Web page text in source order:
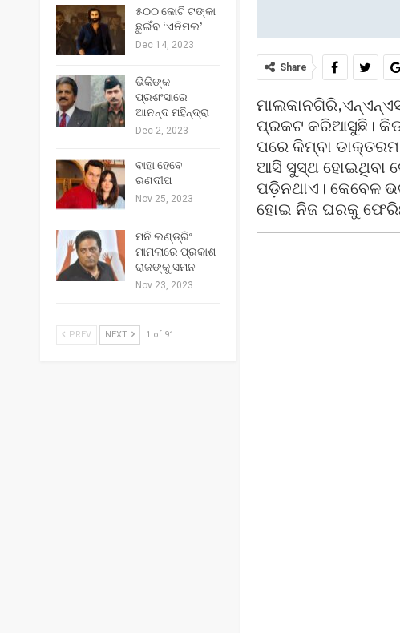
Share
ପ୍ରକଟ କରିଆସୁଛି।
ପରେ କିମ୍ବା
ଆସି ସୁସ୍ଥ ହୋଇଥିବା
ପଡ଼ିନଥାଏ। କେବେଳ
ହୋଇ ନିଜ ଘରକୁ
୫୦୦ କୋଟି ଟଙ୍କା
ଛୁଇଁବ ‘ଏନିମଲ’
Dec 14, 2023
ଭିକିଙ୍କ
ପ୍ରଶଂସାରେ
ଆନନ୍ଦ ମହିନ୍ଦ୍ରା
Dec 2, 2023
ବାହା ହେବେ
ରଣଦୀପ
Nov 25, 2023
ମନି ଲଣ୍ଡ୍ରିଂ
ମାମଲାରେ ପ୍ରକାଶ
ରାଜଙ୍କୁ ସମନ
Nov 23, 2023
PREV NEXT 1 of 91